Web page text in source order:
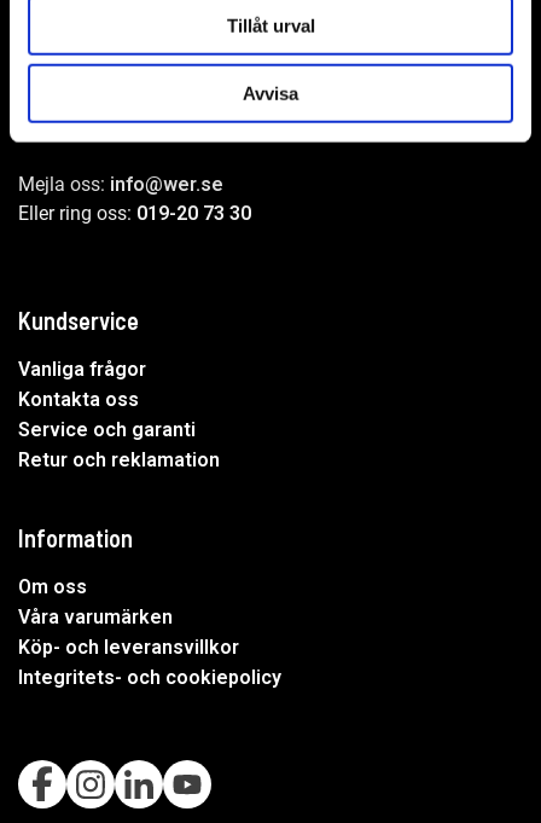
Tillåt urval
Avvisa
Adress: Elementvägen 7, 702 27 Örebro
Undrar du över något?
Mejla oss: info@wer.se
Eller ring oss: 019-20 73 30
Kundservice
Vanliga frågor
Kontakta oss
Service och garanti
Retur och reklamation
Information
Om oss
Våra varumärken
Köp- och leveransvillkor
Integritets- och cookiepolicy